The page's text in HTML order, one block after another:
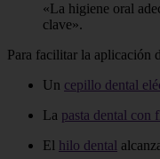
«La higiene oral
clave».
Para facilitar la aplicación
Un cepillo dental
La pasta dental con
El hilo dental